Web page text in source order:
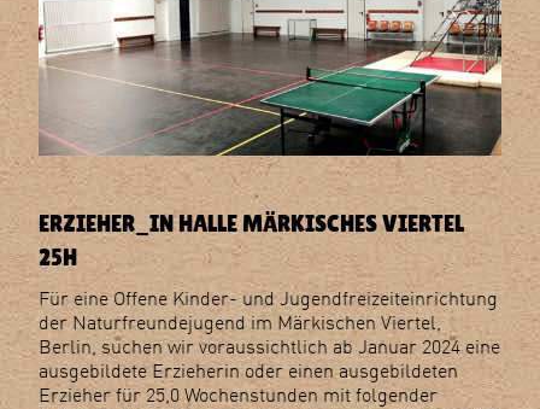
ERZIEHER_IN HALLE MÄRKISCHES VIERTEL
25H
Für eine Offene Kinder- und Jugendfreizeiteinrichtung
der Naturfreundejugend im Märkischen Viertel,
Berlin, suchen wir voraussichtlich ab Januar 2024 eine
ausgebildete Erzieherin oder einen ausgebildeten
Erzieher für 25,0 Wochenstunden mit folgender